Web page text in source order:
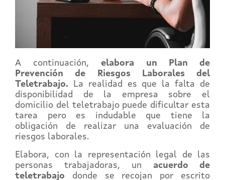
A continuación,elabora un Plan de
Prevención de Riesgos Laborales del
Teletrabajo. La realidad es que la falta de
disponibilidad de la empresa sobre el
domicilio del teletrabajo puede dificultar esta
tarea pero es indudable que tiene la
obligación de realizar una evaluación de
riesgos laborales.
Elabora, con la representación legal de las
personas trabajadoras, un acuerdo de
teletrabajo donde se recojan por escrito